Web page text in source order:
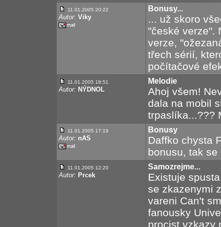
11.01.2005 20:22
Autor: Viky
Bonusy...
... už skoro
"české verze".
verze,
třech sérií,
počítačové
11.01.2005 18:51
Autor: NÝDNOL
Melodie
Ahoj všem!
dala na mobil
trpaslíka...???
11.01.2005 17:19
Autor: nAS
Bonusy
Daffko chysta
bonusu, tak
11.01.2005 12:20
Autor: Prcek
Samozrejme...
Existuje
se zkazenymi
vareni Can't
fanousky
procist vzkazy